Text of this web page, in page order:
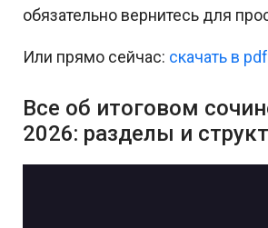
обязательно вернитесь для
Или прямо сейчас: cкачать в
Все об итоговом
2026: разделы и